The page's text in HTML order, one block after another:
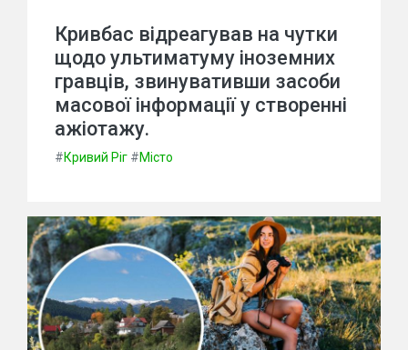
Кривбас відреагував на чутки
щодо ультиматуму іноземних
гравців, звинувативши засоби
масової інформації у створенні
ажіотажу.
#Кривий Ріг #Місто